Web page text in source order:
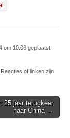
om 10:06 geplaatst
of linken zijn
25 jaar terugkeer
naar China →